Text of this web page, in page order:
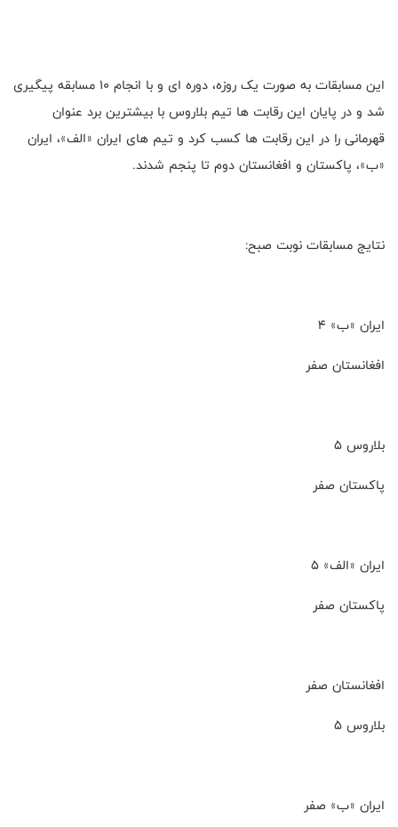
این مسابقات به صورت یک روزه، دوره ای و با انجام ۱۰ مسابقه پیگیری
شد و در پایان این رقابت ها تیم بلاروس با بیشترین برد عنوان
قهرمانی را در این رقابت ها کسب کرد و تیم های ایران «الف»، ایران
«ب»، پاکستان و افغانستان دوم تا پنجم شدند.
نتایج مسابقات نوبت صبح:
ایران «ب» ۴
افغانستان صفر
بلاروس ۵
پاکستان صفر
ایران «الف» ۵
پاکستان صفر
افغانستان صفر
بلاروس ۵
ایران «ب» صفر